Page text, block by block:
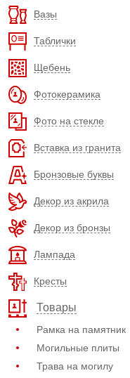
Вазы
Таблички
Щебень
Фотокерамика
Фото на стекле
Вставка из гранита
Бронзовые буквы
Декор из акрила
Декор из бронзы
Лампада
Кресты
Товары
Рамка на памятник
Могильные плиты
Трава на могилу